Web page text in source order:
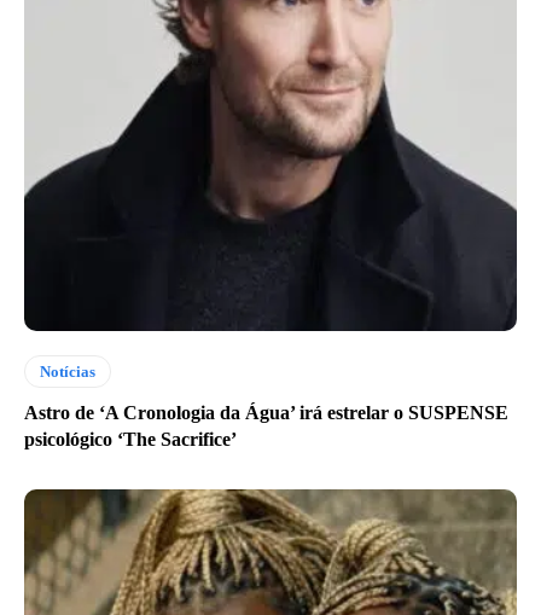
Notícias
Astro de ‘A Cronologia da Água’ irá estrelar o SUSPENSE
psicológico ‘The Sacrifice’